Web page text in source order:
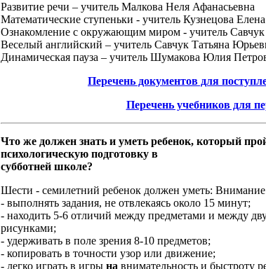
Развитие речи – учитель Малкова Неля Афанасьевна
Математические ступеньки - учитель Кузнецова
Ознакомление с окружающим миром - учитель
Веселый английский – учитель Савчук Татьяна
Динамическая пауза – учитель Шумакова Юлия
Перечень документов для
Перечень учебников для
Что же должен знать и уметь ребенок, который
психологическую подготовку в
субботней школе?
Шести - семилетний ребенок должен уметь:
- выполнять задания, не отвлекаясь около 15 минут;
- находить 5-6 отличий между предметами и между
рисунками;
- удерживать в поле зрения 8-10 предметов;
- копировать в точности узор или движение;
- легко играть в игры на внимательность и быстроту